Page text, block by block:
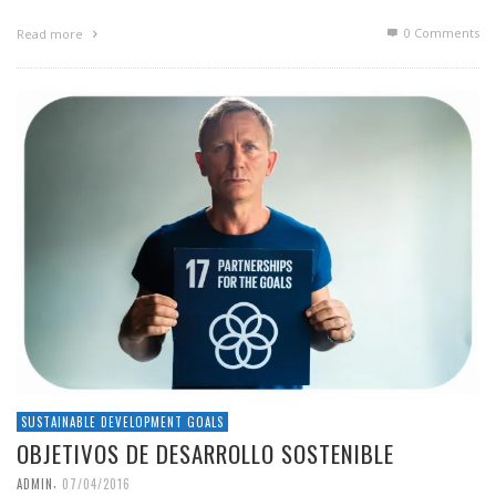
Read more 0 Comments
SUSTAINABLE DEVELOPMENT GOALS
OBJETIVOS DE DESARROLLO SOSTENIBLE
ADMIN 07/04/2016